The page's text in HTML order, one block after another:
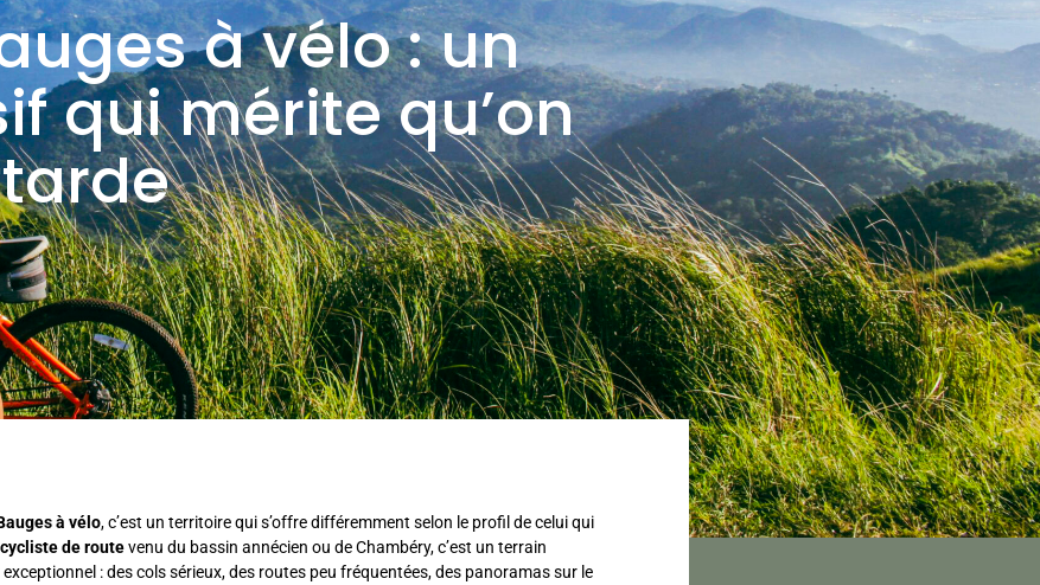
à vélo : un
qui mérite qu’on
à vélo, c’est un territoire qui s’offre différemment selon le profil de celui qui
cycliste de routevenu du bassin annécien ou de Chambéry, c’est un terrain
: des cols sérieux, des routes peu fréquentées, des panoramas sur le